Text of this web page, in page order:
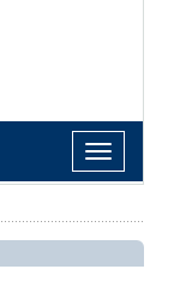
Toggle
navigation